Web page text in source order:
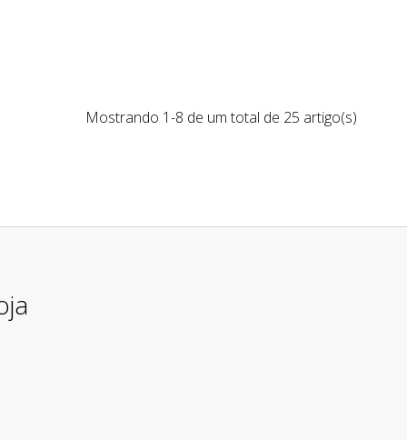
Mostrando 1-8 de um total de 25 artigo(s)